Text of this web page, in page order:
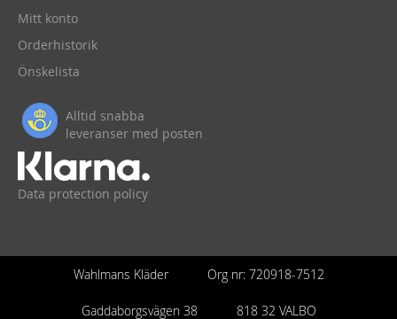
Mitt konto
Orderhistorik
Önskelista
Alltid snabba
leveranser med posten
Data protection policy
Wahlmans Kläder Org nr: 720918-7512
Gaddaborgsvägen 38 818 32 VALBO